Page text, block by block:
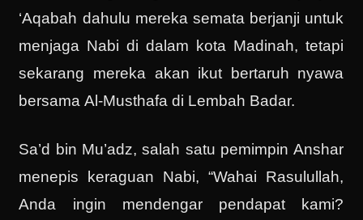
‘Aqabah dahulu mereka semata berjanji untuk
menjaga Nabi di dalam kota Madinah, tetapi
sekarang mereka akan ikut bertaruh nyawa
bersama Al-Musthafa di Lembah Badar.
Sa’d bin Mu’adz, salah satu pemimpin Anshar
menepis keraguan Nabi, “Wahai Rasulullah,
Anda ingin mendengar pendapat kami?